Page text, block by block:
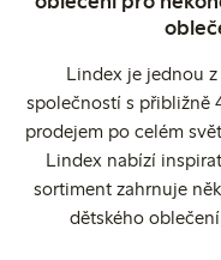
Lindex je jednou
společností s přibližně
prodejem po celém
Lindex nabízí
sortiment zahrnuje
dětského